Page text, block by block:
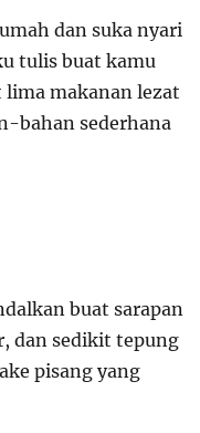
dan suka nyari
tulis buat kamu
makanan lezat
bahan sederhana
buat sarapan
dan sedikit tepung
pisang yang